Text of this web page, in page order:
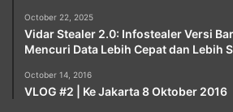
October 22, 2025
Vidar Stealer 2.0: Infostealer Versi
Mencuri Data Lebih Cepat dan Lebih
October 14, 2016
VLOG #2 | Ke Jakarta 8 Oktober 2016